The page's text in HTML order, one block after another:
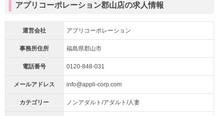
アプリコーポレーション郡山店の求人情報
運営会社 アプリコーポレーション
事務所住所 福島県郡山市
電話番号 0120-848-031
メールアドレス info@appli-corp.com
カテゴリー ノンアダルト/アダルト/人妻